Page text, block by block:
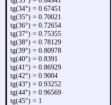
tg(34°) = 0.67451
tg(35°) = 0.70021
tg(36°) = 0.72654
tg(37°) = 0.75355
tg(38°) = 0.78129
tg(39°) = 0.80978
tg(40°) = 0.8391
tg(41°) = 0.86929
tg(42°) = 0.9004
tg(43°) = 0.93252
tg(44°) = 0.96569
tg(45°) = 1